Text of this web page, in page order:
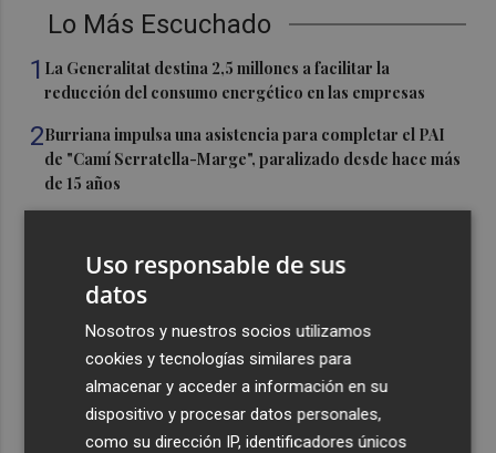
Lo Más Escuchado
1 La Generalitat destina 2,5 millones a facilitar la
reducción del consumo energético en las empresas
2Burriana impulsa una asistencia para completar el PAI
de "Camí Serratella-Marge", paralizado desde hace más
de 15 años
euros de Carrasco"
obras de reforma de la tenencia de alcaldía sur
Castelló acelera el montaje de la infraestructura en las
playas y el Planetari del eclipse para convertirlo en "un
evento histórico"
Uso responsable de sus
datos
Nosotros y nuestros socios utilizamos
cookies y tecnologías similares para
almacenar y acceder a información en su
dispositivo y procesar datos personales,
como su dirección IP, identificadores únicos